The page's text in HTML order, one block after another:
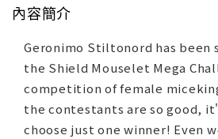
內容簡介
Geronimo Stiltonord has been
the Shield Mouselet Mega
competition of female
the contestants are so good,
choose just one winner! Even